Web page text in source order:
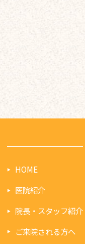
HOME
医院紹介
院長・スタッフ紹介
ご来院される方へ